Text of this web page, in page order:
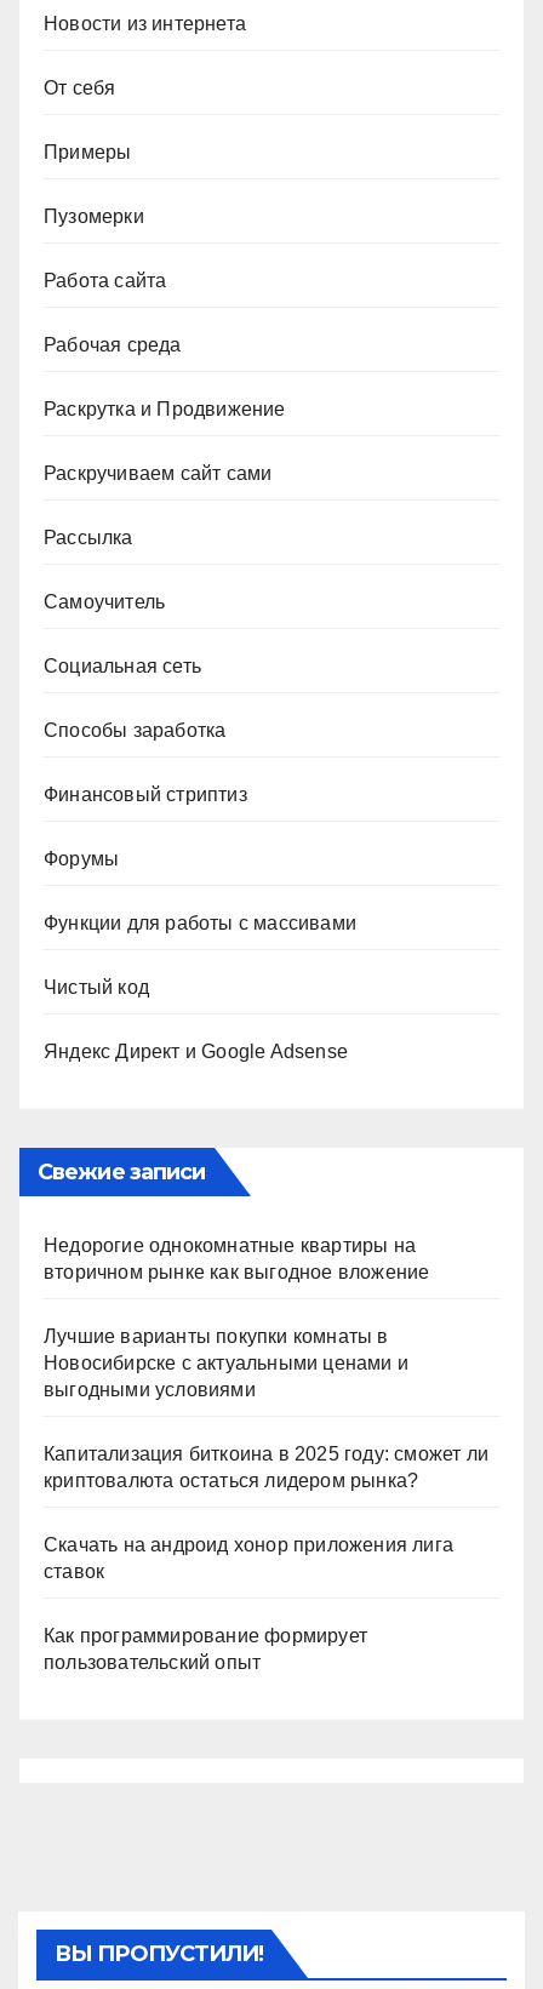
Новости из интернета
От себя
Примеры
Пузомерки
Работа сайта
Рабочая среда
Раскрутка и Продвижение
Раскручиваем сайт сами
Рассылка
Самоучитель
Социальная сеть
Способы заработка
Финансовый стриптиз
Форумы
Функции для работы с массивами
Чистый код
Яндекс Директ и Google Adsense
Свежие записи
Недорогие однокомнатные квартиры на
вторичном рынке как выгодное вложение
Лучшие варианты покупки комнаты в
Новосибирске с актуальными ценами и
выгодными условиями
Капитализация биткоина в 2025 году: сможет ли
криптовалюта остаться лидером рынка?
Скачать на андроид хонор приложения лига
ставок
Как программирование формирует
пользовательский опыт
ВЫ ПРОПУСТИЛИ!